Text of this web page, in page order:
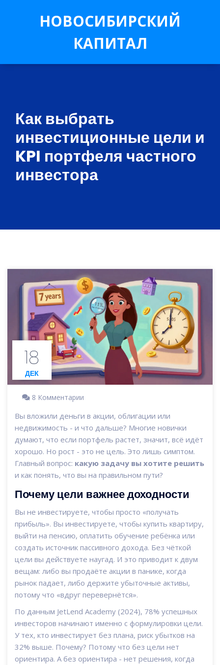
НОВОСИБИРСКИЙ
КАПИТАЛ
Как выбрать
инвестиционные цели и
KPI портфеля частного
инвестора
18
ДЕК
8 Комментарии
Вы вложили деньги в акции, облигации или
недвижимость - и что дальше? Многие новички
думают, что если портфель растет, значит, всё идёт
хорошо. Но рост - это не цель. Это лишь симптом.
Главный вопрос: какую задачу вы хотите решить
и как понять, что вы на правильном пути?
Почему цели важнее доходности
Вы не инвестируете, чтобы просто «получать
прибыль». Вы инвестируете, чтобы купить квартиру,
выйти на пенсию, оплатить обучение ребёнка или
создать источник пассивного дохода. Без чёткой
цели вы действуете наугад. И это приводит к двум
вещам: либо вы продаёте акции в панике, когда
рынок падает, либо держите убыточные активы,
потому что «вдруг перевернётся».
По данным JetLend Academy (2024), 78% успешных
инвесторов начинают именно с формулировки цели.
У тех, кто инвестирует без плана, риск убытков на
32% выше. Почему? Потому что без цели нет
ориентира. А без ориентира - нет решения, когда